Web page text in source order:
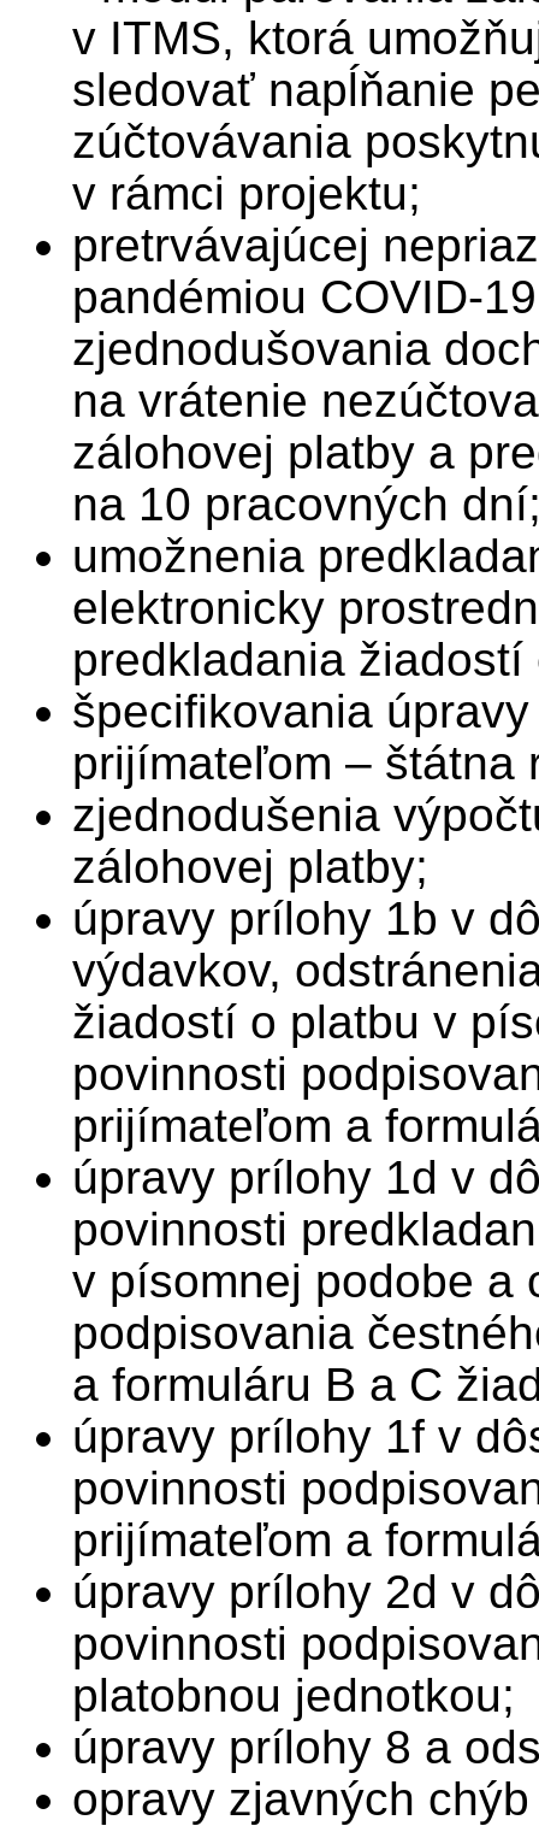
v ITMS, ktorá
sledovať napĺňanie
zúčtovávania
v rámci projektu;
pretrvávajúcej
pandémiou COVID-
zjednodušovania
na vrátenie
zálohovej platby a
na 10 pracovných
umožnenia
elektronicky
predkladania
špecifikovania
prijímateľom – štátna
zjednodušenia
zálohovej platby;
úpravy prílohy 1b v
výdavkov,
žiadostí o platbu v
povinnosti
prijímateľom a
úpravy prílohy 1d v
povinnosti
v písomnej podobe a
podpisovania
a formuláru B a C
úpravy prílohy 1f v
povinnosti
prijímateľom a
úpravy prílohy 2d v
povinnosti
platobnou jednotkou;
úpravy prílohy 8 a
opravy zjavných